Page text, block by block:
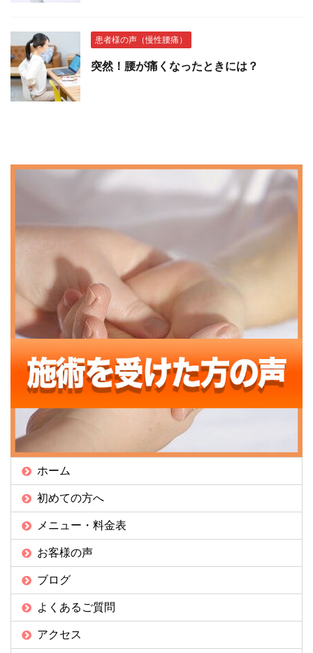
患者様の声（慢性腰痛）
突然！腰が痛くなったときには？
ホーム
初めての方へ
メニュー・料金表
お客様の声
ブログ
よくあるご質問
アクセス